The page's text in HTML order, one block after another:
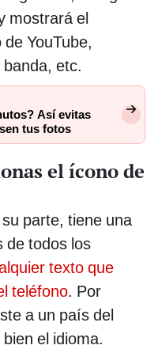
mostrará el
YouTube,
etc.
Así evitas
tus fotos
el ícono de
parte, tiene una
de todos los
texto que
teléfono. Por
a un país del
el idioma.